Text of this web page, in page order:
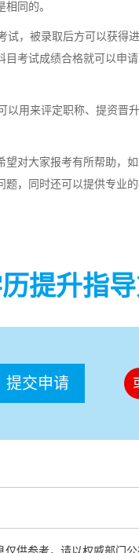
同的。
，被录取后方可以获得
考试成绩合格就可以申
用来评定职称、提资晋
对大家报考有所帮助，
题，同时还可以提供专业
提升指
提交申请